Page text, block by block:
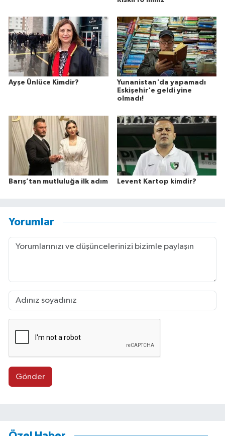
Ayşe Ünlüce Kimdir?
Yunanistan'da yapamadı
Eskişehir'e geldi yine
olmadı!
Barış’tan mutluluğa ilk adım Levent Kartop kimdir?
Yorumlar
Gönder